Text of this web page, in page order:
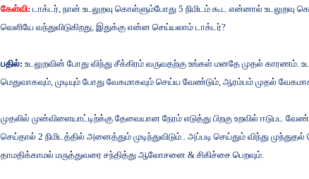
கேள்வி: டாக்டர் நான் உடலுறவு கொள்ளும்போது5 நிமிடம் கூட என்னால் உடலுறவு
வெளியே வந்துவிடுகிறது, இதுக்கு என்ன செய்யலாம் டாக்டர்?
பதில்: உடலுறவின் போது விந்து சீக்கிரம் வருவதற்கு உங்கள் மனதே முதல் காரணம்.
மெதுவாகவும், முடியும் போது வேகமாகவும் செய்ய வேண்டும், ஆரம்பம் முதல்
முதலில் முன்விளையாட்டிற்க்கு தேவையான நேரம் எடுத்து பிறகு உறவில் ஈடுபட
செய்தால் 2 நிமிடத்தில் அனைத்தும் முடிந்துவிடும்.. அப்படி செய்தும் விந்து முந்துதல்
தாமதிக்காமல் மருத்துவரை சந்தித்து ஆலோசனை & சிகிச்சை பெறவும்.